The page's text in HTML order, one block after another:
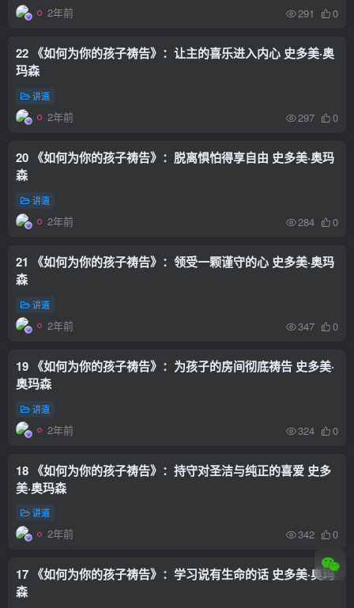
2年前 291 0
22 《如何为你的孩子祷告》：让主的喜乐进入内心 史多美·奥
玛森
讲道
2年前 297 0
20 《如何为你的孩子祷告》：脱离惧怕得享自由 史多美·奥玛
森
讲道
2年前 284 0
21 《如何为你的孩子祷告》：领受一颗谨守的心 史多美·奥玛
森
讲道
2年前 347 0
19 《如何为你的孩子祷告》：为孩子的房间彻底祷告 史多美·
奥玛森
讲道
2年前 324 0
18 《如何为你的孩子祷告》：持守对圣洁与纯正的喜爱 史多
美·奥玛森
讲道
2年前 342 0
17 《如何为你的孩子祷告》：学习说有生命的话 史多美·奥玛
森